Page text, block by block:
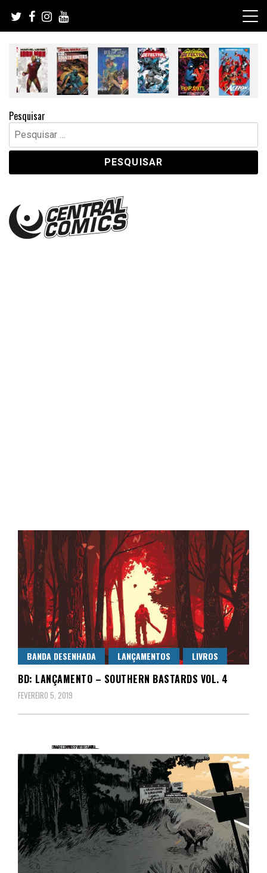
content
Pesquisar
Pesquisar
por:
Central Comics
BANDA DESENHADA LANÇAMENTOS LIVROS
BD: LANÇAMENTO – SOUTHERN BASTARDS VOL. 4
FEVEREIRO 5, 2019